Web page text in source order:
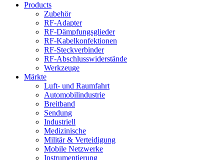
Products
Zubehör
RF-Adapter
RF-Dämpfungsglieder
RF-Kabelkonfektionen
RF-Steckverbinder
RF-Abschlusswiderstände
Werkzeuge
Märkte
Luft- und Raumfahrt
Automobilindustrie
Breitband
Sendung
Industriell
Medizinische
Militär & Verteidigung
Mobile Netzwerke
Instrumentierung